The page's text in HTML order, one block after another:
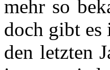
mehr so
doch gibt es
den letzten